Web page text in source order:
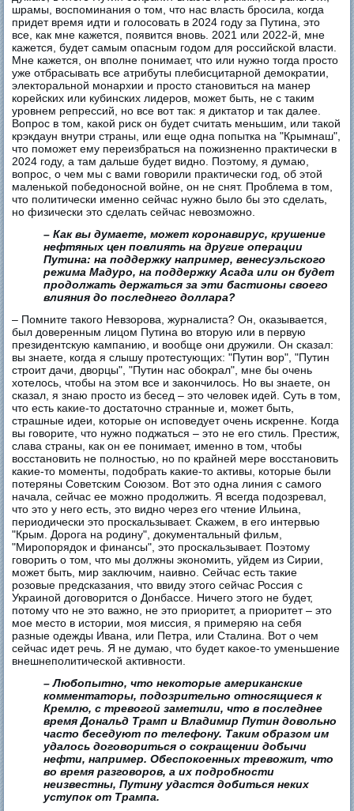
шрамы, воспоминания о том, что нас власть бросила, когда
придет время идти и голосовать в 2024 году за Путина, это
все, как мне кажется, появится вновь. 2021 или 2022-й, мне
кажется, будет самым опасным годом для российской власти.
Мне кажется, он вполне понимает, что или нужно тогда просто
уже отбрасывать все атрибуты плебисцитарной демократии,
электоральной монархии и просто становиться на манер
корейских или кубинских лидеров, может быть, не с таким
уровнем репрессий, но все вот так: я диктатор и так далее.
Вопрос в том, какой риск он будет считать меньшим, или такой
крэкдаун внутри страны, или еще одна попытка на "Крымнаш",
что поможет ему переизбраться на пожизненно практически в
2024 году, а там дальше будет видно. Поэтому, я думаю,
вопрос, о чем мы с вами говорили практически год, об этой
маленькой победоносной войне, он не снят. Проблема в том,
что политически именно сейчас нужно было бы это сделать,
но физически это сделать сейчас невозможно.
– Как вы думаете, может коронавирус, крушение
нефтяных цен повлиять на другие операции
Путина: на поддержку например, венесуэльского
режима Мадуро, на поддержку Асада или он будет
продолжать держаться за эти бастионы своего
влияния до последнего доллара?
– Помните такого Невзорова, журналиста? Он, оказывается,
был доверенным лицом Путина во вторую или в первую
президентскую кампанию, и вообще они дружили. Он сказал:
вы знаете, когда я слышу протестующих: "Путин вор", "Путин
строит дачи, дворцы", "Путин нас обокрал", мне бы очень
хотелось, чтобы на этом все и закончилось. Но вы знаете, он
сказал, я знаю просто из бесед – это человек идей. Суть в том,
что есть какие-то достаточно странные и, может быть,
страшные идеи, которые он исповедует очень искренне. Когда
вы говорите, что нужно поджаться – это не его стиль. Престиж,
слава страны, как он ее понимает, именно в том, чтобы
восстановить не полностью, но по крайней мере восстановить
какие-то моменты, подобрать какие-то активы, которые были
потеряны Советским Союзом. Вот это одна линия с самого
начала, сейчас ее можно продолжить. Я всегда подозревал,
что это у него есть, это видно через его чтение Ильина,
периодически это проскальзывает. Скажем, в его интервью
"Крым. Дорога на родину", документальный фильм,
"Миропорядок и финансы", это проскальзывает. Поэтому
говорить о том, что мы должны экономить, уйдем из Сирии,
может быть, мир заключим, наивно. Сейчас есть такие
розовые предсказания, что ввиду этого сейчас Россия с
Украиной договорится о Донбассе. Ничего этого не будет,
потому что не это важно, не это приоритет, а приоритет – это
мое место в истории, моя миссия, я примеряю на себя
разные одежды Ивана, или Петра, или Сталина. Вот о чем
сейчас идет речь. Я не думаю, что будет какое-то уменьшение
внешнеполитической активности.
– Любопытно, что некоторые американские
комментаторы, подозрительно относящиеся к
Кремлю, с тревогой заметили, что в последнее
время Дональд Трамп и Владимир Путин довольно
часто беседуют по телефону. Таким образом им
удалось договориться о сокращении добычи
нефти, например. Обеспокоенных тревожит, что
во время разговоров, а их подробности
неизвестны, Путину удастся добиться неких
уступок от Трампа.